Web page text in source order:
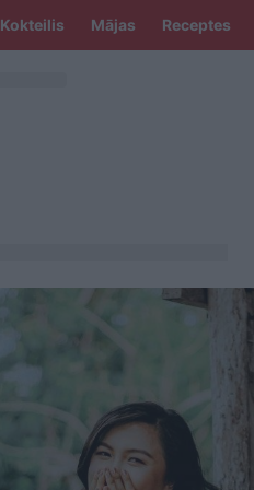
Kokteilis Mājas Receptes